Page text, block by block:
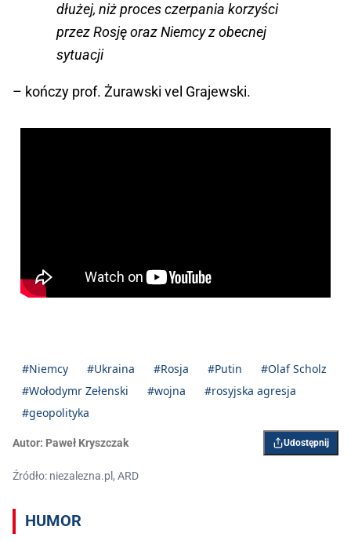
dłużej, niż proces czerpania korzyści
przez Rosję oraz Niemcy z obecnej
sytuacji
– kończy prof. Żurawski vel Grajewski.
#Niemcy #Ukraina #Rosja #Putin
#Olaf Scholz
#Wołodymr Zełenski
#wojna
#rosyjska agresja
#geopolityka
Autor: Paweł Kryszczak Udostępnij
Źródło: niezalezna.pl, ARD
HUMOR